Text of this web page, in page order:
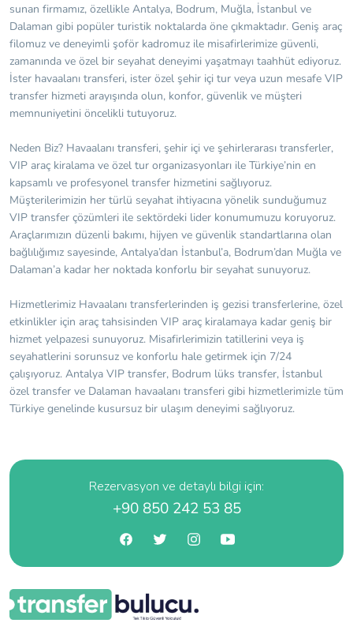
sunan firmamız, özellikle Antalya, Bodrum, Muğla, İstanbul ve
Dalaman gibi popüler turistik noktalarda öne çıkmaktadır. Geniş araç
filomuz ve deneyimli şoför kadromuz ile misafirlerimize güvenli,
zamanında ve özel bir seyahat deneyimi yaşatmayı taahhüt ediyoruz.
İster havaalanı transferi, ister özel şehir içi tur veya uzun mesafe VIP
transfer hizmeti arayışında olun, konfor, güvenlik ve müşteri
memnuniyetini öncelikli tutuyoruz.
Neden Biz? Havaalanı transferi, şehir içi ve şehirlerarası transferler,
VIP araç kiralama ve özel tur organizasyonları ile Türkiye’nin en
kapsamlı ve profesyonel transfer hizmetini sağlıyoruz.
Müşterilerimizin her türlü seyahat ihtiyacına yönelik sunduğumuz
VIP transfer çözümleri ile sektördeki lider konumumuzu koruyoruz.
Araçlarımızın düzenli bakımı, hijyen ve güvenlik standartlarına olan
bağlılığımız sayesinde, Antalya’dan İstanbul’a, Bodrum’dan Muğla ve
Dalaman’a kadar her noktada konforlu bir seyahat sunuyoruz.
Hizmetlerimiz Havaalanı transferlerinden iş gezisi transferlerine, özel
etkinlikler için araç tahsisinden VIP araç kiralamaya kadar geniş bir
hizmet yelpazesi sunuyoruz. Misafirlerimizin tatillerini veya iş
seyahatlerini sorunsuz ve konforlu hale getirmek için 7/24
çalışıyoruz. Antalya VIP transfer, Bodrum lüks transfer, İstanbul
özel transfer ve Dalaman havaalanı transferi gibi hizmetlerimizle tüm
Türkiye genelinde kusursuz bir ulaşım deneyimi sağlıyoruz.
Rezervasyon ve detaylı bilgi için:
+90 850 242 53 85